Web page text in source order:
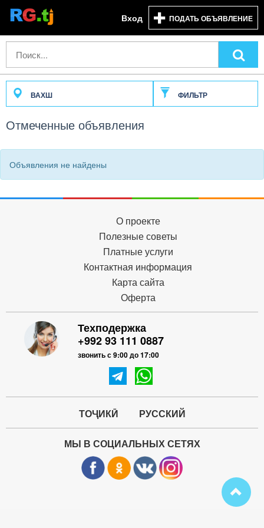
Вход ПОДАТЬ ОБЪЯВЛЕНИЕ
ВАХШ ФИЛЬТР
Отмеченные объявления
Объявления не найдены
О проекте
Полезные советы
Платные услуги
Контактная информация
Карта сайта
Оферта
Техподержка
+992 93 111 0887
звонить с 9:00 до 17:00
ТОҶИКӢ РУССКИЙ
МЫ В СОЦИАЛЬНЫХ СЕТЯХ